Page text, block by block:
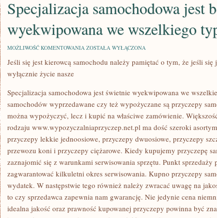
Specjalizacja samochodowa jest
wyekwipowana we wszelkiego
MOŻLIWOŚĆ KOMENTOWANIA SPECJALIZACJA
JEST
WSZELKIEGO
TYPU
POJAZDY
ZOSTAŁA WYŁĄCZONA
Jeśli się jest kierowcą samochodu należy pamiętać o tym, że jeśli
wyłącznie życie nasze
Specjalizacja samochodowa jest świetnie wyekwipowana we
samochodów wyprzedawane czy też wypożyczane są przyczepy
można wypożyczyć, lecz i kupić na właściwe zamówienie.
rodzaju www.wypozyczalniaprzyczep.net.pl ma dość szeroki
przyczepy lekkie jednoosiowe, przyczepy dwuosiowe, przyczepy
przewozu koni i przyczepy ciężarowe. Kiedy kupujemy przyczepę
zaznajomić się z warunkami serwisowania sprzętu. Punkt sprzedaży
zagwarantować kilkuletni okres serwisowania. Kupno przyczepy
wydatek. W następstwie tego również należy zwracać uwagę na
to czy sprzedawca zapewnia nam gwarancję. Nie jedynie cena
idealna jakość oraz prawność kupowanej przyczepy powinna być